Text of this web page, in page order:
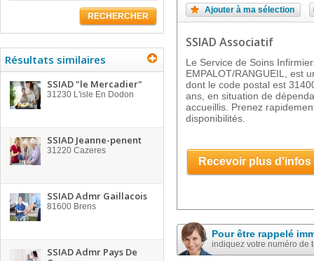
RECHERCHER
Résultats similaires
SSIAD "le Mercadier"
31230 L'isle En Dodon
SSIAD Jeanne-penent
31220 Cazeres
SSIAD Admr Gaillacois
81600 Brens
SSIAD Admr Pays De
Ajouter à ma sélection
SSIAD Associatif
Le Service de Soins
EMPALOT/RANGUEIL, est
dont le code postal est
ans, en situation de
accueillis. Prenez
disponibilités.
Recevoir plus d'infos
Pour être rappelé
indiquez votre numéro de